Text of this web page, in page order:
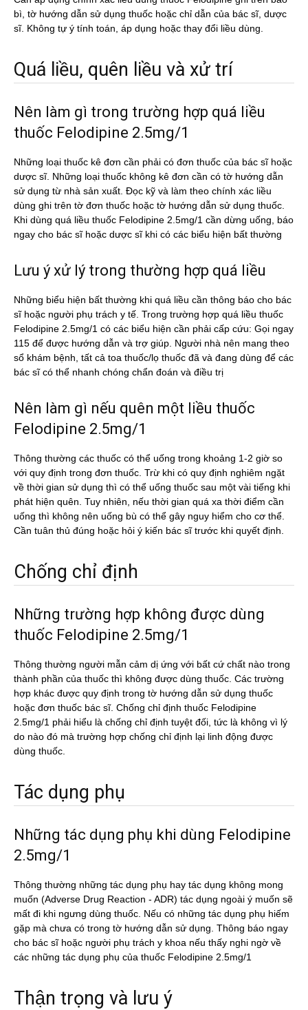
bì, tờ hướng dẫn sử dụng thuốc hoặc chỉ dẫn của bác sĩ, dược
sĩ. Không tự ý tính toán, áp dụng hoặc thay đổi liều dùng.
Quá liều, quên liều và xử trí
Nên làm gì trong trường hợp quá liều
thuốc Felodipine 2.5mg/1
Những loại thuốc kê đơn cần phải có đơn thuốc của bác sĩ hoặc
dược sĩ. Những loại thuốc không kê đơn cần có tờ hướng dẫn
sử dụng từ nhà sản xuất. Đọc kỹ và làm theo chính xác liều
dùng ghi trên tờ đơn thuốc hoặc tờ hướng dẫn sử dụng thuốc.
Khi dùng quá liều thuốc Felodipine 2.5mg/1 cần dừng uống, báo
ngay cho bác sĩ hoặc dược sĩ khi có các biểu hiện bất thường
Lưu ý xử lý trong thường hợp quá liều
Những biểu hiện bất thường khi quá liều cần thông báo cho bác
sĩ hoặc người phụ trách y tế. Trong trường hợp quá liều thuốc
Felodipine 2.5mg/1 có các biểu hiện cần phải cấp cứu: Gọi ngay
115 để được hướng dẫn và trợ giúp. Người nhà nên mang theo
sổ khám bệnh, tất cả toa thuốc/lọ thuốc đã và đang dùng để các
bác sĩ có thể nhanh chóng chẩn đoán và điều trị
Nên làm gì nếu quên một liều thuốc
Felodipine 2.5mg/1
Thông thường các thuốc có thể uống trong khoảng 1-2 giờ so
với quy định trong đơn thuốc. Trừ khi có quy định nghiêm ngặt
về thời gian sử dụng thì có thể uống thuốc sau một vài tiếng khi
phát hiện quên. Tuy nhiên, nếu thời gian quá xa thời điểm cần
uống thì không nên uống bù có thể gây nguy hiểm cho cơ thể.
Cần tuân thủ đúng hoặc hỏi ý kiến bác sĩ trước khi quyết định.
Chống chỉ định
Những trường hợp không được dùng
thuốc Felodipine 2.5mg/1
Thông thường người mẫn cảm dị ứng với bất cứ chất nào trong
thành phần của thuốc thì không được dùng thuốc. Các trường
hợp khác được quy định trong tờ hướng dẫn sử dụng thuốc
hoặc đơn thuốc bác sĩ. Chống chỉ định thuốc Felodipine
2.5mg/1 phải hiểu là chống chỉ định tuyệt đối, tức là không vì lý
do nào đó mà trường hợp chống chỉ định lại linh động được
dùng thuốc.
Tác dụng phụ
Những tác dụng phụ khi dùng Felodipine
2.5mg/1
Thông thường những tác dụng phụ hay tác dụng không mong
muốn (Adverse Drug Reaction - ADR) tác dụng ngoài ý muốn sẽ
mất đi khi ngưng dùng thuốc. Nếu có những tác dụng phụ hiếm
gặp mà chưa có trong tờ hướng dẫn sử dụng. Thông báo ngay
cho bác sĩ hoặc người phụ trách y khoa nếu thấy nghi ngờ về
các những tác dụng phụ của thuốc Felodipine 2.5mg/1
Thận trọng và lưu ý